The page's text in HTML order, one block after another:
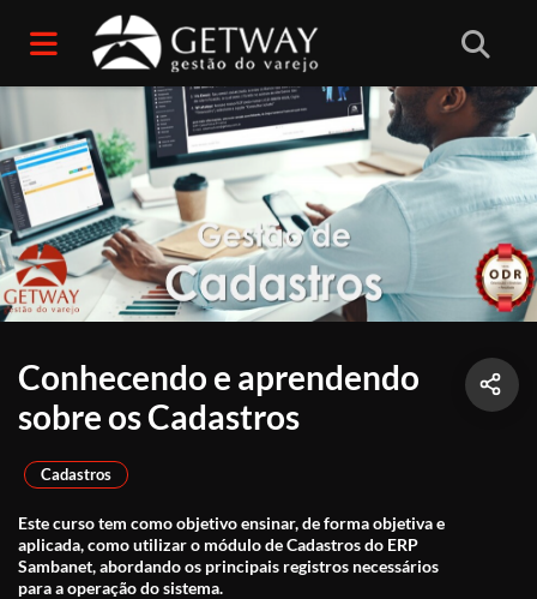
Conhecendo e aprendendo
sobre os Cadastros
Este curso tem como objetivo ensinar, de forma objetiva e
aplicada, como utilizar o módulo de Cadastros do ERP
Sambanet, abordando os principais registros necessários
para a operação do sistema.
Cadastros